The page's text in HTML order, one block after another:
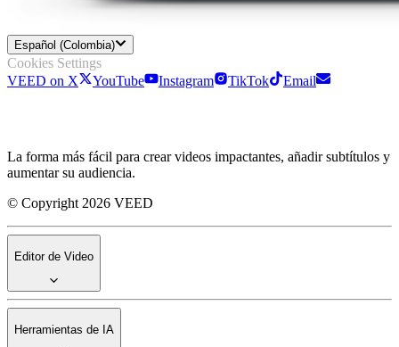
Español (Colombia)
Cookies Settings
VEED on X
YouTube Instagram TikTok Email
La forma más fácil para crear videos impactantes, añadir subtítulos y
aumentar su audiencia.
© Copyright 2026 VEED
Editor de Video
Herramientas de IA